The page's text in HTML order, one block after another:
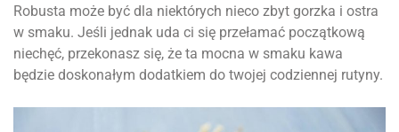
Robusta może być dla niektórych nieco zbyt gorzka i ostra
w smaku. Jeśli jednak uda ci się przełamać początkową
niechęć, przekonasz się, że ta mocna w smaku kawa
będzie doskonałym dodatkiem do twojej codziennej rutyny.